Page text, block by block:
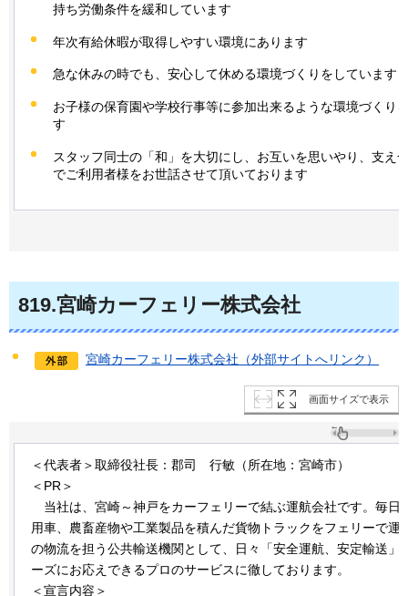
持ち労働条件を緩和しています
年次有給休暇が取得しやすい環境にあります
急な休みの時でも、安心して休める環境づくりをしています
お子様の保育園や学校行事等に参加出来るような環境づくり
す
スタッフ同士の「和」を大切にし、お互いを思いやり、支え
でご利用者様をお世話させて頂いております
819.宮崎カーフェリー株式会社
宮崎カーフェリー株式会社（外部サイトへリンク）
画面サイズで表示
＜代表者＞取締役社長：郡司 行敏 （所在地：宮崎市）
＜PR＞
当社は、宮崎～神戸をカーフェリーで結ぶ運航会社です。毎日
用車、農畜産物や工業製品を積んだ貨物トラックをフェリーで運
の物流を担う公共輸送機関として、日々「安全運航、安定輸送」
ーズにお応えできるプロのサービスに徹しております。
＜宣言内容＞